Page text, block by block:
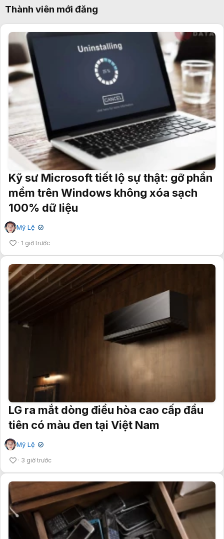
Thành viên mới đăng
Kỹ sư Microsoft tiết lộ sự thật: gỡ phần
mềm trên Windows không xóa sạch
100% dữ liệu
Mỹ Lệ ✔
1 giờ trước
LG ra mắt dòng điều hòa cao cấp đầu
tiên có màu đen tại Việt Nam
Mỹ Lệ ✔
3 giờ trước